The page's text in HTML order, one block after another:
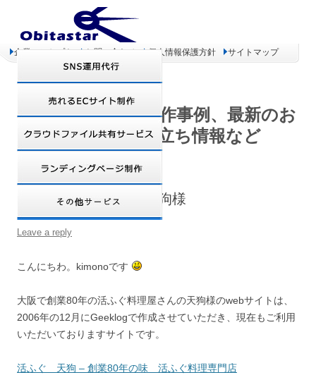
企業コンセプト お問い合わせ 個人情報保護方針 サイトマップ
オビタスター 制作事例、最新のお
得情報、お役立ち情報など
【制作事例番外編】天狗様
Leave a reply
こんにちわ。kimonoです
大阪で創業80年の活ふぐ料理屋さんの天狗様のwebサイトは、
2006年の12月にGeeklogで作成させていただき、現在もご利用
いただいておりますサイトです。
活ふぐ 天狗 – 創業80年の味 活ふぐ料理専門店